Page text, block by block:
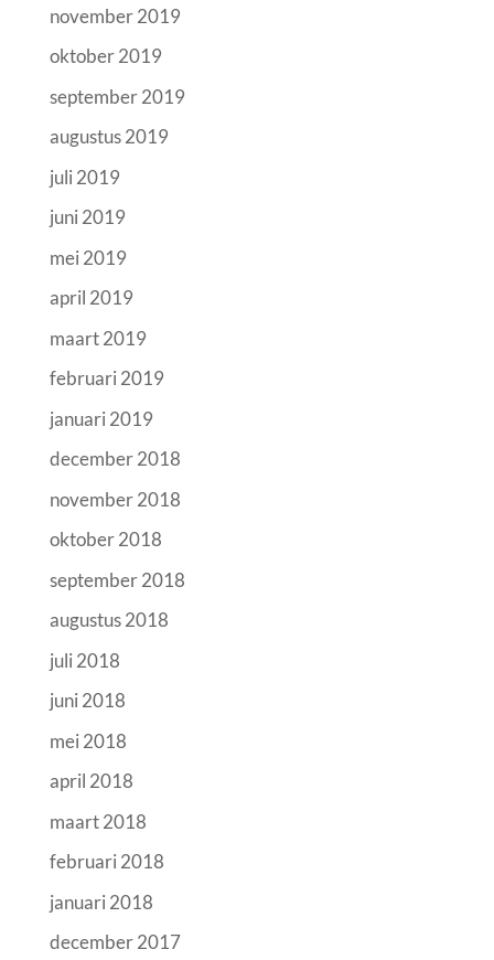
november 2019
oktober 2019
september 2019
augustus 2019
juli 2019
juni 2019
mei 2019
april 2019
maart 2019
februari 2019
januari 2019
december 2018
november 2018
oktober 2018
september 2018
augustus 2018
juli 2018
juni 2018
mei 2018
april 2018
maart 2018
februari 2018
januari 2018
december 2017